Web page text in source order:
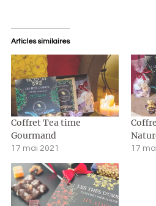
Articles similaires
Coffret Tea time
Gourmand
17 mai 2021 17